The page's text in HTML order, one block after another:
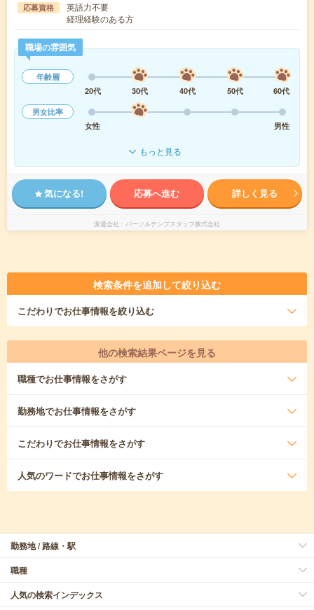
応募資格
英語力不要
経理経験のある方
職場の雰囲気
年齢層
20代
30代 40代 50代
60代
男女比率
女性
男性
もっと見る
気になる! 応募へ進む 詳しく見る
派遣会社 パーソルテンプスタッフ株式会社
検索条件を追加して絞り込む
こだわりでお仕事情報を絞り込む
他の検索結果ページを見る
職種でお仕事情報をさがす
勤務地でお仕事情報をさがす
こだわりでお仕事情報をさがす
人気のワードでお仕事情報をさがす
勤務地 / 路線・駅
職種
人気の検索インデックス